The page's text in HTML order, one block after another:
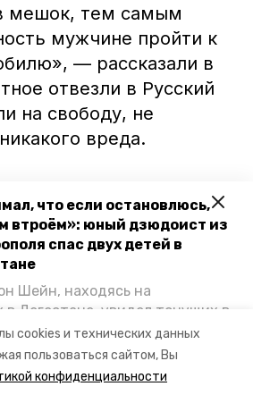
cookies и технических данных
пользоваться сайтом, Вы
конфиденциальности
что если остановлюсь,
втроём»: юный дзюдоист из
спас двух детей в
Шейн, находясь на
в Дегестане, увидел тонущих в
и бросился на помощь. По
отважного мальчика
образования края и
«Победы26» пообщался
мешок, тем самым
мужчине пройти к
— рассказали в
отвезли в Русский
на свободу, не
вреда.
сообщалосьо
заползла в
в посёлке
Также спасатели
тысячи тюков
ПАСС СК